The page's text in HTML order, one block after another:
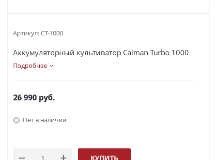
Артикул:СТ-1000
Аккумуляторный культиватор Caiman Turbo 1000
Подробнее
26 990 руб.
Нет в наличии
КУПИТЬ